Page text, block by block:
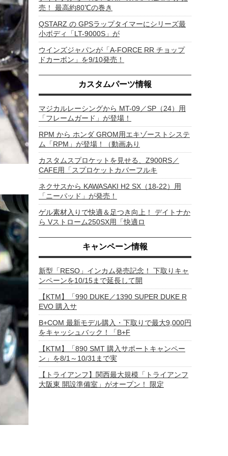
売！ 最高約80℃の巻き
QSTARZ の GPSラップタイマーにシリーズ最
小ボディ「LT-9000S」が
ウインズジャパンが「A-FORCE RR チョップ
ドカーボン」を9/10発売！
カスタムパーツ情報
マジカルレーシングから MT-09／SP（24）用
「フレームガード」が登場！
RPM から ホンダ GROM用エキゾーストシステ
ム「RPM」が登場！（動画あり
カスタムスプロケットを見せる、Z900RS／
CAFE用「スプロケットカバーフルキ
ネクサスから KAWASAKI H2 SX（18-22）用
「ニーパッド」が発売！
ゲル素材入りで快適＆足つき向上！ デイトナか
ら Vストローム250SX用「快適ロ
キャンペーン情報
新型「RESO」インカム発売記念！ 下取りキャ
ンペーンを10/15まで延長して開
【KTM】「990 DUKE／1390 SUPER DUKE R
EVO 購入サ
B+COM 最新モデル購入・下取りで最大9,000円
をキャッシュバック！「B+F
【KTM】「890 SMT 購入サポートキャンペー
ン」を8/1～10/31まで実
【トライアンフ】関西最大規模「トライアンフ
大阪東 開設準備室」がオープン！ 限定